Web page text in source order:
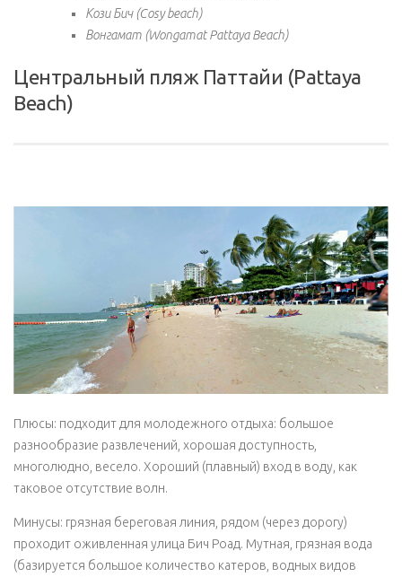
Кози Бич (Cosy beach)
Вонгамат (Wongamat Pattaya Beach)
Центральный пляж Паттайи (Pattaya
Beach)
Плюсы: подходит для молодежного отдыха: большое
разнообразие развлечений, хорошая доступность,
многолюдно, весело. Хороший (плавный) вход в воду, как
таковое отсутствие волн.
Минусы: грязная береговая линия, рядом (через дорогу)
проходит оживленная улица Бич Роад. Мутная, грязная вода
(базируется большое количество катеров, водных видов